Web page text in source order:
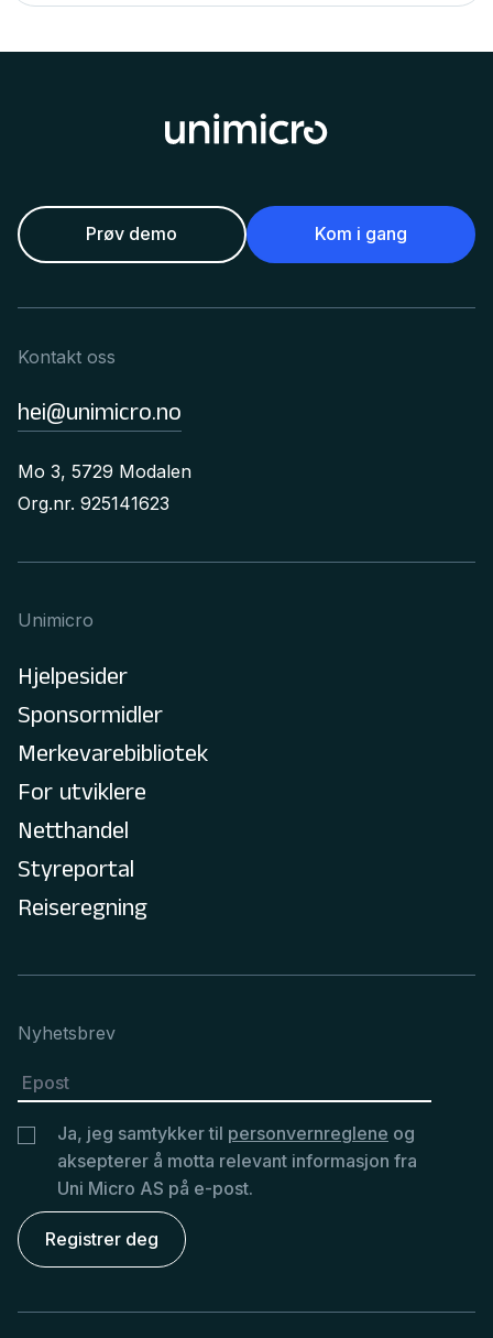
Prøv demo Kom i gang
Kontakt oss
hei@unimicro.no
Mo 3, 5729 Modalen
Org.nr. 925141623
Unimicro
Hjelpesider
Sponsormidler
Merkevarebibliotek
For utviklere
Netthandel
Styreportal
Reiseregning
Nyhetsbrev
Ja, jeg samtykker til personvernreglene og
aksepterer å motta relevant informasjon fra
Uni Micro AS på e-post.